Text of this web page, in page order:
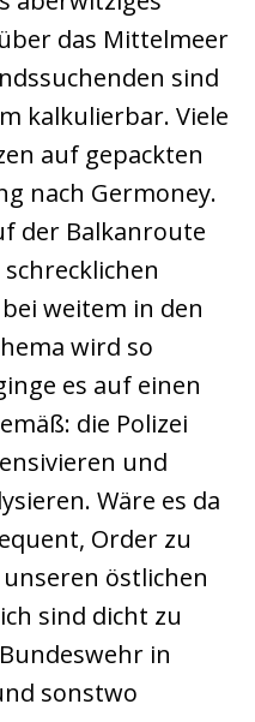
das Mittelmeer
sind
kalkulierbar. Viele
auf gepackten
nach Germoney.
der Balkanroute
weitem in den
wird so
es auf einen
die Polizei
und
Wäre es da
Order zu
östlichen
sind dicht zu
in
sonstwo